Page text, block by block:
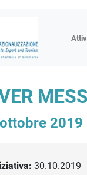
2019
30.10.2019